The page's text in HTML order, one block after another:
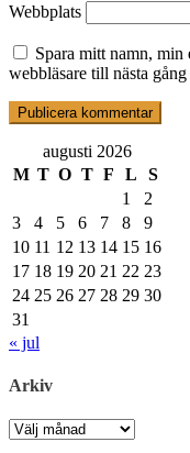
Webbplats
Spara mitt namn, min
webbläsare till nästa
augusti 2026
M T O T F L
S
1
2
3
4 5 6 7 8
9
10 11 12 13 14 15 16
17 18 19 20 21 22 23
24 25 26 27 28 29 30
31
« jul
Arkiv
Arkiv